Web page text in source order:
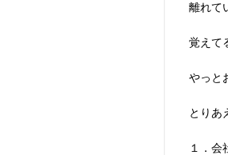
離れて
覚えて
やっと
とりあ
１．会